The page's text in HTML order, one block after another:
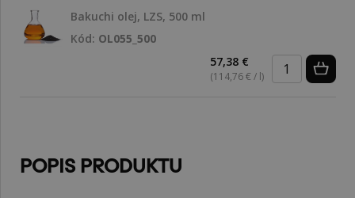
Bakuchi olej, LZS, 500 ml
Kód: OL055_500
57,38 €
(114,76 € / l)
POPIS PRODUKTU